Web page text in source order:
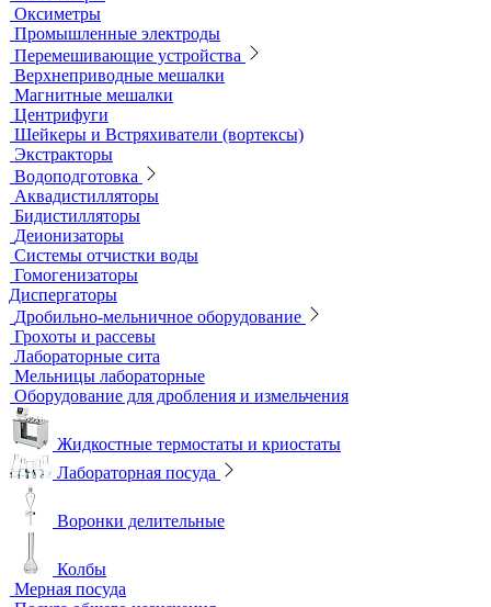
Иономеры
Кислородомеры
Кондуктометры
Лабораторные электроды
Мультипараметровые приборы
ОВП-метры
Оксиметры
Промышленные электроды
Перемешивающие устройства
Верхнеприводные мешалки
Магнитные мешалки
Центрифуги
Шейкеры и Встряхиватели (вортексы)
Экстракторы
Водоподготовка
Аквадистилляторы
Бидистилляторы
Деионизаторы
Системы отчистки воды
Гомогенизаторы
Диспергаторы
Дробильно-мельничное оборудование
Грохоты и рассевы
Лабораторные сита
Мельницы лабораторные
Оборудование для дробления и измельчения
Жидкостные термостаты и криостаты
Лабораторная посуда